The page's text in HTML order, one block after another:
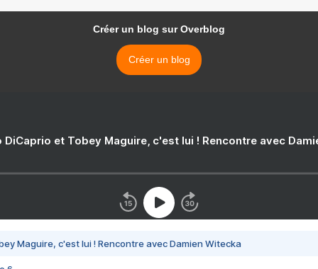
Créer un blog sur Overblog
Créer un blog
DiCaprio et Tobey Maguire, c'est lui ! Rencontre avec
Maguire, c'est lui ! Rencontre avec Damien Witecka